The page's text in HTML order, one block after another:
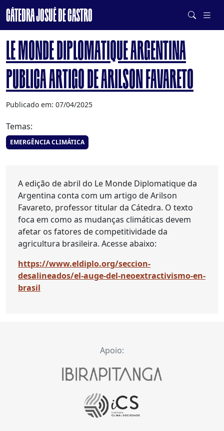
CÁTEDRA JOSUÉ DE CASTRO
DE SISTEMAS ALIMENTARES SAUDÁVEIS E SUSTENTÁVEIS
LE MONDE DIPLOMATIQUE ARGENTINA
PUBLICA ARTIGO DE ARILSON FAVARETO
Publicado em: 07/04/2025
Temas:
EMERGÊNCIA CLIMÁTICA
A edição de abril do Le Monde Diplomatique da
Argentina conta com um artigo de Arilson
Favareto, professor titular da Cátedra. O texto
foca em como as mudanças climáticas devem
afetar os fatores de competitividade da
agricultura brasileira. Acesse abaixo:
https://www.eldiplo.org/seccion-
desalineados/el-auge-del-neoextractivismo-en-
brasil
Apoio: